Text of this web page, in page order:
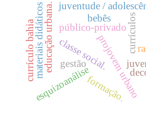
currículos
projovem urbano
juventude /
e
d
u
c
a
ç
ã
o
u
r
b
a
n
a
.
c
l
a
s
s
e
s
o
c
i
a
l
.
gestão
materiais didáticos público-privado
esquizoanáliseformação.
bebês
currículo bahia